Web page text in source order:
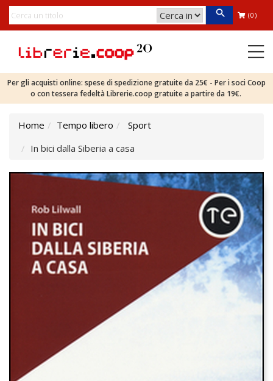
(0)
Per gli acquisti online: spese di spedizione gratuite da 25€ - Per i soci Coop
o con tessera fedeltà Librerie.coop gratuite a partire da 19€.
Home Tempo libero
Sport
In bici dalla Siberia a casa